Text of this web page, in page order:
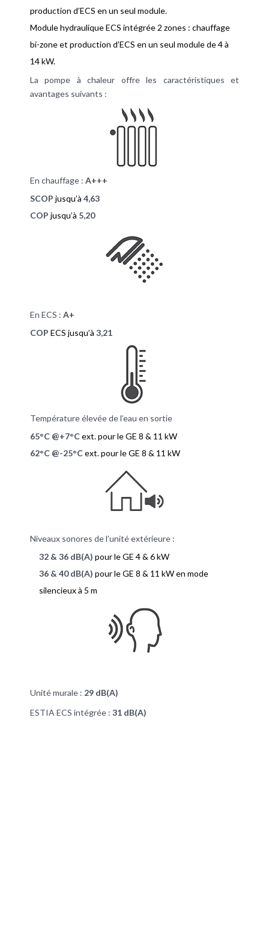
production d’ECS en un seul module.
Module hydraulique ECS intégrée 2 zones : chauffage
bi-zone et production d’ECS en un seul module de 4 à
14 kW.
La pompe à chaleur offre les caractéristiques et
avantages suivants :
En chauffage : A+++
SCOP jusqu’à 4,63
COP jusqu’à 5,20
En ECS : A+
COP ECS jusqu’à 3,21
Température élevée de l’eau en sortie
65°C @+7°Cext. pour le GE 8 & 11 kW
62°C @-25°Cext. pour le GE 8 & 11 kW
Niveaux sonores de l’unité extérieure :
32 & 36 dB(A) pour le GE 4 & 6 kW
36 & 40 dB(A) pour le GE 8 & 11 kW en mode
silencieux à 5 m
Unité murale : 29 dB(A)
ESTIA ECS intégrée : 31 dB(A)